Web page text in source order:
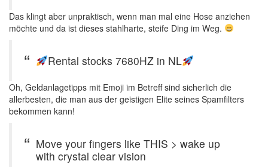
Das klingt aber unpraktisch, wenn man mal eine Hose anziehen
möchte und da ist dieses stahlharte, steife Ding im Weg.
Rental stocks 7680HZ in NL
Oh, Geldanlagetipps mit Emoji im Betreff sind sicherlich die
allerbesten, die man aus der geistigen Elite seines Spamfilters
bekommen kann!
Move your fingers like THIS > wake up
with crystal clear vision